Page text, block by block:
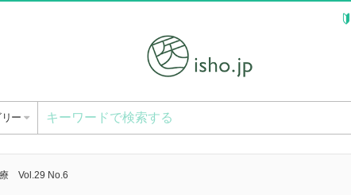
ー
Vol.29 No.6